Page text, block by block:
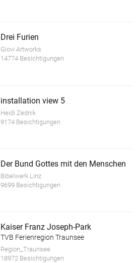
Drei Furien
Giovi Artworks
14774 Besichtigungen
installation view 5
Heidi Zednik
9174 Besichtigungen
Der Bund Gottes mit den Menschen
Bibelwerk Linz
9699 Besichtigungen
Kaiser Franz Joseph-Park
TVB Ferienregion Traunsee
Region_Traunsee
18972 Besichtigungen